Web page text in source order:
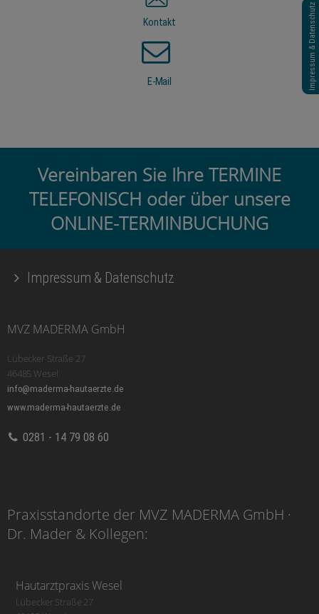
Impressum & Datenschutz
Kontakt
E-Mail
Vereinbaren Sie Ihre TERMINE
TELEFONISCH oder über unsere
ONLINE-TERMINBUCHUNG
Impressum & Datenschutz
MVZ MADERMA GmbH
Lübecker Straße 27
46485 Wesel
info@maderma-hautaerzte.de
www.maderma-hautaerzte.de
0281 - 14 79 08 60
Praxisstandorte der MVZ MADERMA GmbH ·
Dr. Mader & Kollegen:
Hautarztpraxis Wesel
Lübecker Straße 27